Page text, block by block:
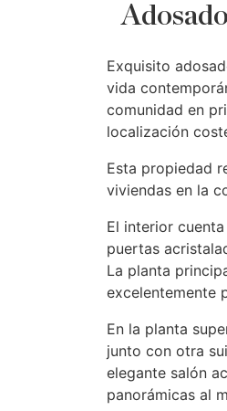
Exquisito
vida
comunidad en
localización
Esta propiedad
viviendas en la
El interior
puertas
La planta
excelentemente
En la planta
junto con otra
elegante salón
panorámicas al